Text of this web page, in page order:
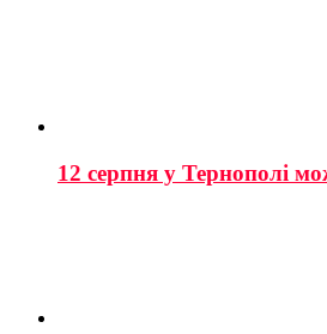
12 серпня у Тернополі